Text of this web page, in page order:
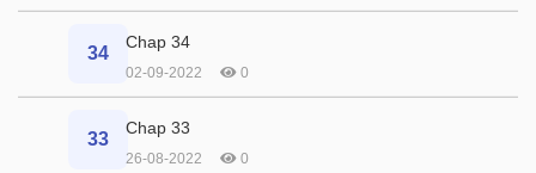
34
Chap 34
02-09-2022 0
33
Chap 33
26-08-2022 0